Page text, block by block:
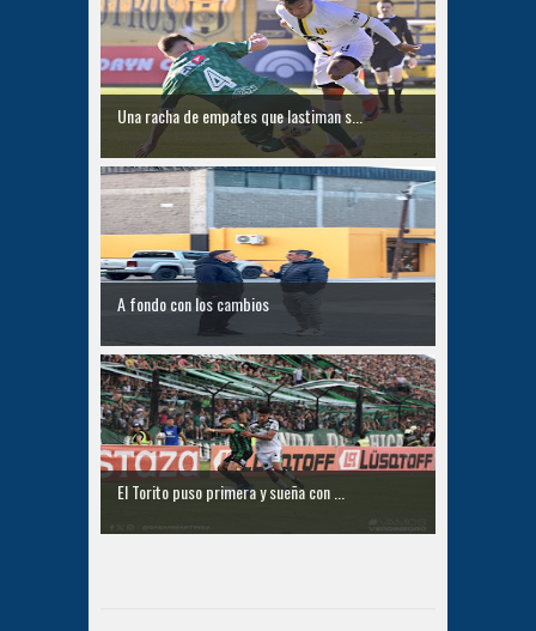
Una racha de empates que lastiman s...
A fondo con los cambios
El Torito puso primera y sueña con ...